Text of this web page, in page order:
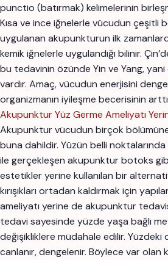
punctio (batırmak) kelimelerinin
Kısa ve ince iğnelerle vücudun çeşitli
uygulanan akupunkturun ilk
kemik iğnelerle uygulandığı bilinir.
bu tedavinin özünde Yin ve Yang,
vardır. Amaç, vücudun enerjisini
organizmanın iyileşme becerisinin
Akupunktur Yüz Germe Ameliyatı
Akupunktur vücudun birçok bölümüne
buna dahildir. Yüzün belli
ile gerçekleşen akupunktur botoks
estetikler yerine kullanılan bir
kırışıkları ortadan kaldırmak için
ameliyatı yerine de akupunktur
tedavi sayesinde yüzde yaşa bağlı
değişikliklere müdahale edilir. Yüzdeki
canlanır, dengelenir. Böylece var olan